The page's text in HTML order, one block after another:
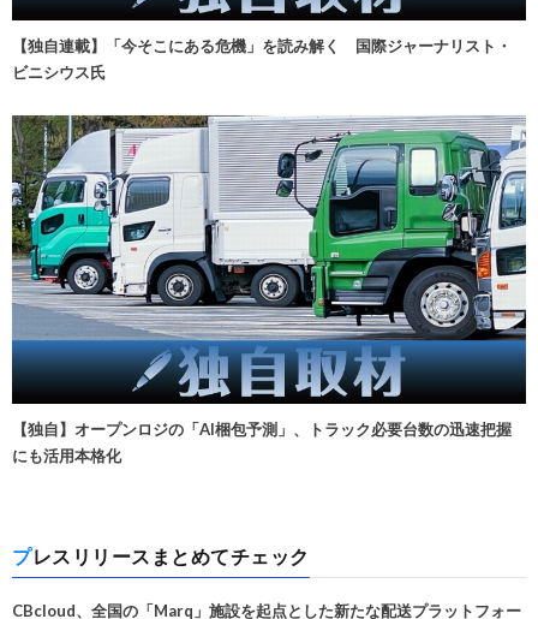
【独自連載】「今そこにある危機」を読み解く 国際ジャーナリスト・
ビニシウス氏
【独自】オープンロジの「AI梱包予測」、トラック必要台数の迅速把握
にも活用本格化
プレスリリースまとめてチェック
CBcloud、全国の「Marq」施設を起点とした新たな配送プラットフォー